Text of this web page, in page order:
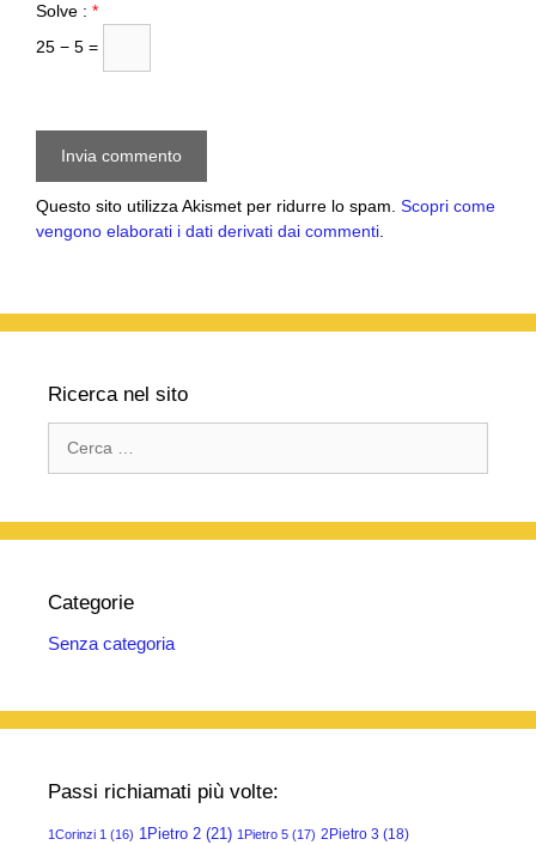
Solve : *
25 − 5 =
Questo sito utilizza Akismet per ridurre lo spam. Scopri come
vengono elaborati i dati derivati dai commenti.
Ricerca nel sito
per:
Categorie
Senza categoria
Passi richiamati più volte:
1Corinzi 1 (16) 1Pietro 2 (21) 1Pietro 5 (17) 2Pietro 3 (18)